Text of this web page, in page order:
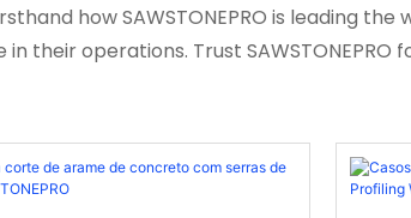
how SAWSTONEPRO is leading
their operations. Trust